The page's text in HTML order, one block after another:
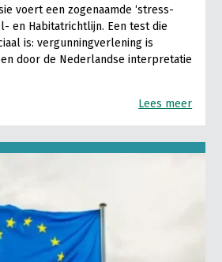
voert een zogenaamde ‘stress-
en Habitatrichtlijn. Een test die
is: vergunningverlening is
door de Nederlandse interpretatie
Lees meer